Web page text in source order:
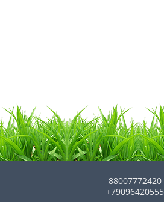
88007772420
+79096420555